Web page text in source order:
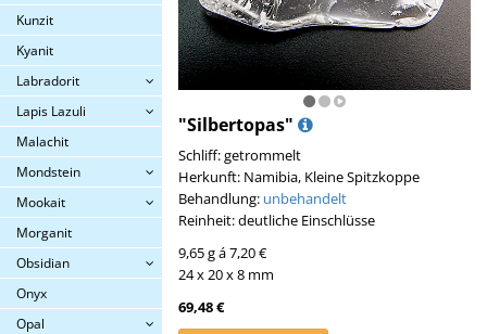
Kunzit
Kyanit
Labradorit
Lapis Lazuli
Malachit
Mondstein
Mookait
Morganit
Obsidian
Onyx
Opal
"Silbertopas"
Schliff: getrommelt
Herkunft: Namibia, Kleine Spitzkoppe
Behandlung: unbehandelt
Reinheit: deutliche Einschlüsse
9,65 g á 7,20 €
24 x 20 x 8 mm
69,48 €